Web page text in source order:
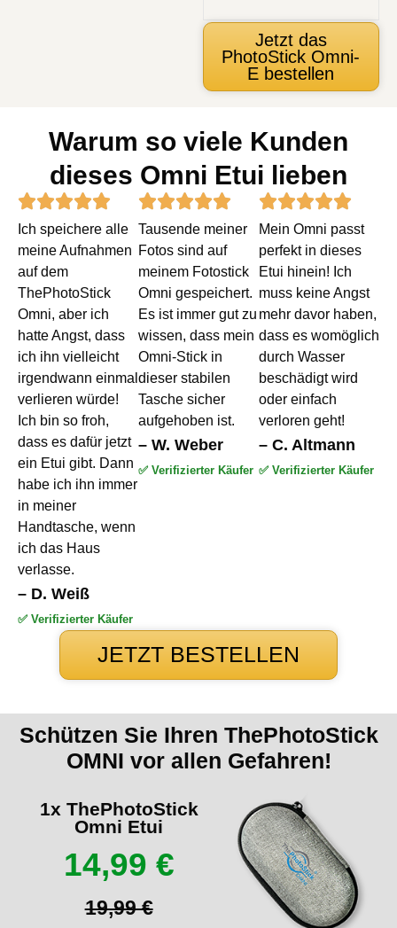
Jetzt das
PhotoStick Omni-
E bestellen
Warum so viele Kunden
dieses Omni Etui lieben
 Rated
5
of
5
Ich speichere alle
meine Aufnahmen
auf dem
ThePhotoStick
Omni, aber ich
hatte Angst, dass
ich ihn vielleicht
irgendwann einmal
verlieren würde!
Ich bin so froh,
dass es dafür jetzt
ein Etui gibt. Dann
habe ich ihn immer
in meiner
Handtasche, wenn
ich das Haus
verlasse.
– D. Weiß
✅ Verifizierter Käufer
 Rated
5
out
of
5
Tausende meiner
Fotos sind auf
meinem Fotostick
Omni gespeichert.
Es ist immer gut zu
wissen, dass mein
Omni-Stick in
dieser stabilen
Tasche sicher
aufgehoben ist.
– W. Weber
✅ Verifizierter Käufer

5
of
5
Mein Omni passt
perfekt in dieses
Etui hinein! Ich
muss keine Angst
mehr davor haben,
dass es womöglich
durch Wasser
beschädigt wird
oder einfach
verloren geht!
– C. Altmann
✅ Verifizierter Käufer
JETZT BESTELLEN
Schützen Sie Ihren ThePhotoStick
OMNI vor allen Gefahren!
1x ThePhotoStick
Omni Etui
14,99 €
19,99 €